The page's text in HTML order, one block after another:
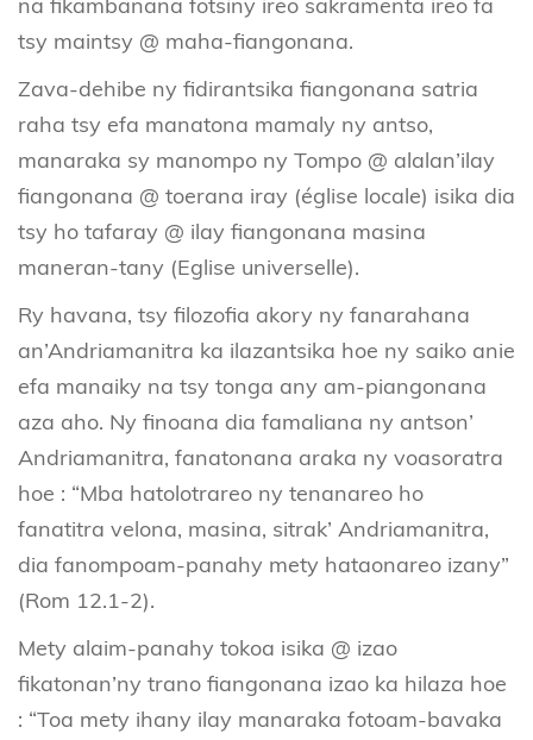
na fikambanana fotsiny ireo sakramenta ireo fa
tsy maintsy @ maha-fiangonana.
Zava-dehibe ny fidirantsika fiangonana satria
raha tsy efa manatona mamaly ny antso,
manaraka sy manompo ny Tompo @ alalan’ilay
fiangonana @ toerana iray (église locale) isika dia
tsy ho tafaray @ ilay fiangonana masina
maneran-tany (Eglise universelle).
Ry havana, tsy filozofia akory ny fanarahana
an’Andriamanitra ka ilazantsika hoe ny saiko anie
efa manaiky na tsy tonga any am-piangonana
aza aho. Ny finoana dia famaliana ny antson’
Andriamanitra, fanatonana araka ny voasoratra
hoe : “Mba hatolotrareo ny tenanareo ho
fanatitra velona, masina, sitrak’ Andriamanitra,
dia fanompoam-panahy mety hataonareo izany”
(Rom 12.1-2).
Mety alaim-panahy tokoa isika @ izao
fikatonan’ny trano fiangonana izao ka hilaza hoe
: “Toa mety ihany ilay manaraka fotoam-bavaka